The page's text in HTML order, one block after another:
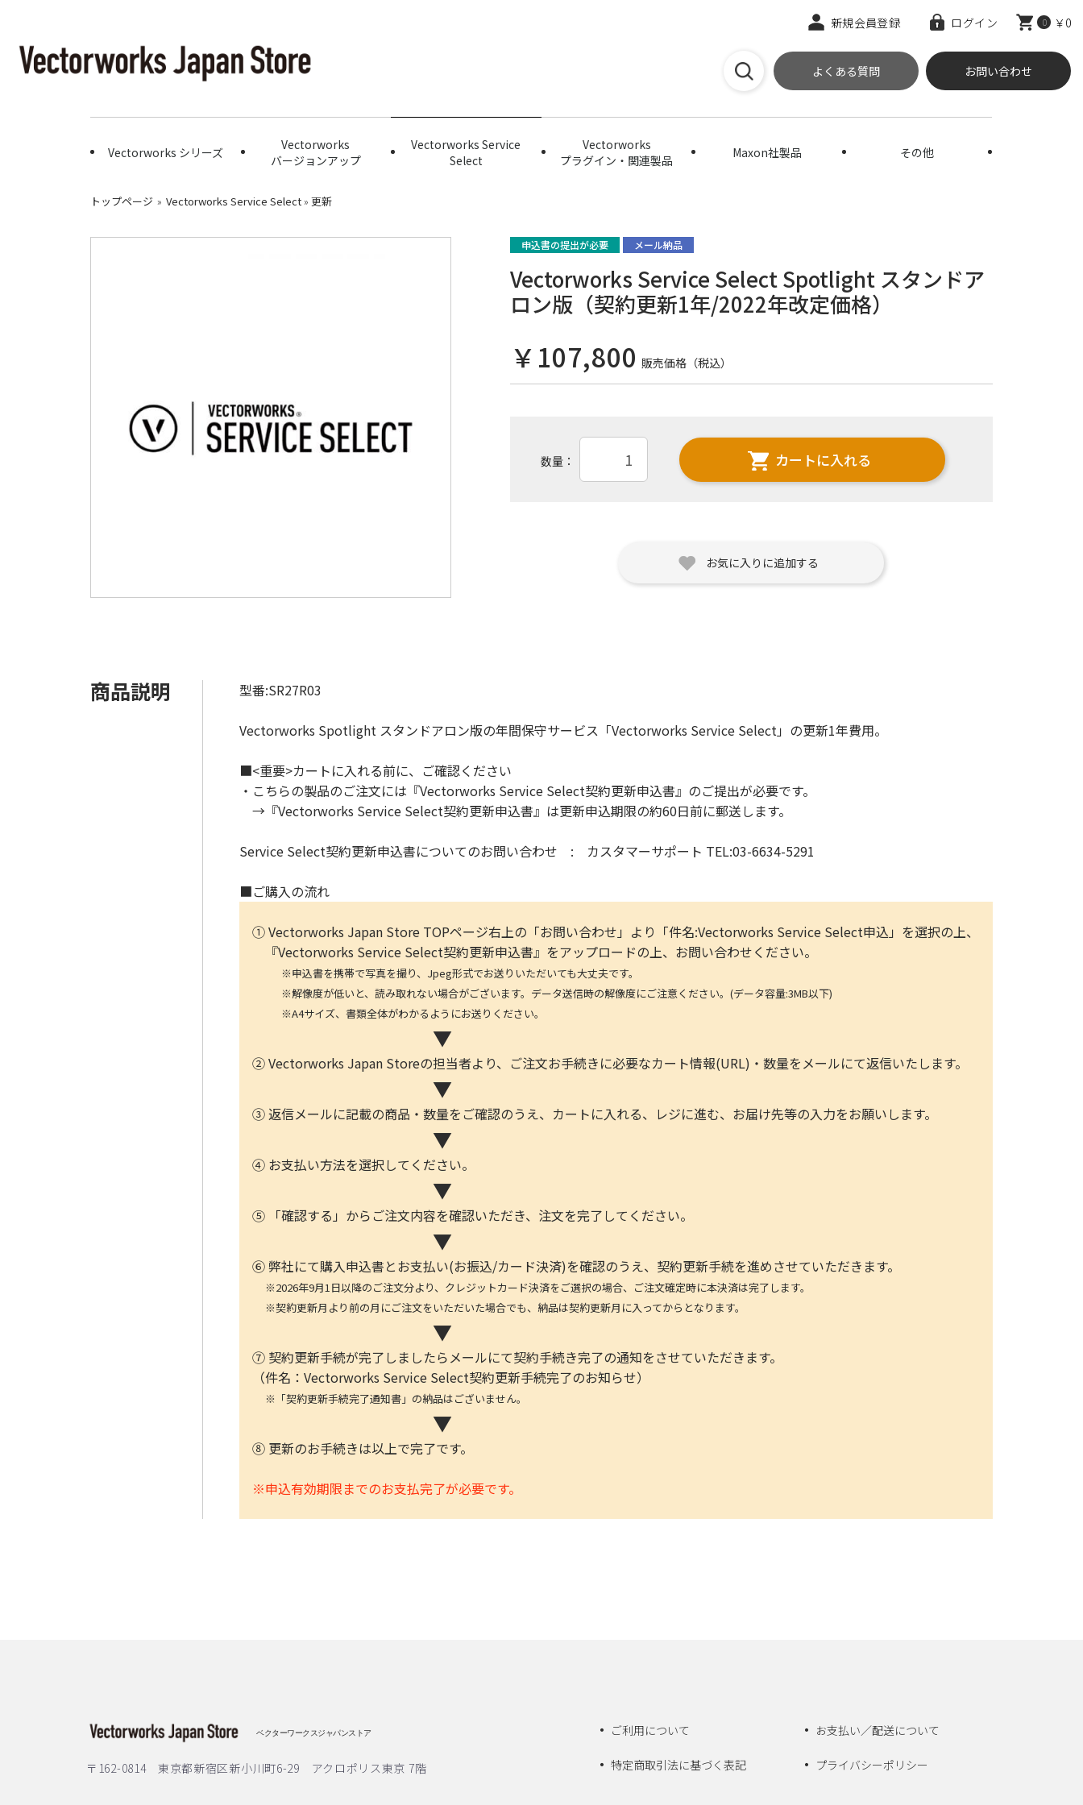
新規会員登録 ログイン 0 ￥0
よくある質問 お問い合わせ
Vectorworks シリーズ
Vectorworks
バージョンアップ
Vectorworks Service
Select
Vectorworks
プラグイン・関連製品
Maxon社製品 その他
トップページ » Vectorworks Service Select» 更新
申込書の提出が必要 メール納品
Vectorworks Service Select Spotlight スタンドア
ロン版（契約更新1年/2022年改定価格）
￥107,800 販売価格（税込）
数量： カートに入れる
お気に入りに追加する
商品説明 型番:SR27R03
Vectorworks Spotlight スタンドアロン版の年間保守サービス「Vectorworks Service Select」の更新1年費用。
■<重要>カートに入れる前に、ご確認ください
・こちらの製品のご注文には『Vectorworks Service Select契約更新申込書』のご提出が必要です。
→『Vectorworks Service Select契約更新申込書』は更新申込期限の約60日前に郵送します。
Service Select契約更新申込書についてのお問い合わせ : カスタマーサポート TEL:03-6634-5291
■ご購入の流れ
① Vectorworks Japan Store TOPページ右上の「お問い合わせ」より「件名:Vectorworks Service Select申込」を選択の上、
『Vectorworks Service Select契約更新申込書』をアップロードの上、お問い合わせください。
※申込書を携帯で写真を撮り、Jpeg形式でお送りいただいても大丈夫です。
※解像度が低いと、読み取れない場合がございます。データ送信時の解像度にご注意ください。(データ容量:3MB以下)
※A4サイズ、書類全体がわかるようにお送りください。
▼
② Vectorworks Japan Storeの担当者より、ご注文お手続きに必要なカート情報(URL)・数量をメールにて返信いたします。
▼
③ 返信メールに記載の商品・数量をご確認のうえ、カートに入れる、レジに進む、お届け先等の入力をお願いします。
▼
④ お支払い方法を選択してください。
▼
⑤ 「確認する」からご注文内容を確認いただき、注文を完了してください。
▼
⑥ 弊社にて購入申込書とお支払い(お振込/カード決済)を確認のうえ、契約更新手続を進めさせていただきます。
※2026年9月1日以降のご注文分より、クレジットカード決済をご選択の場合、ご注文確定時に本決済は完了します。
※契約更新月より前の月にご注文をいただいた場合でも、納品は契約更新月に入ってからとなります。
▼
⑦ 契約更新手続が完了しましたらメールにて契約手続き完了の通知をさせていただきます。
（件名：Vectorworks Service Select契約更新手続完了のお知らせ）
※「契約更新手続完了通知書」の納品はございません。
▼
⑧ 更新のお手続きは以上で完了です。
※申込有効期限までのお支払完了が必要です。
ベクターワークスジャパンストア
〒162-0814 東京都新宿区新小川町6-29 アクロポリス東京 7階
ご利用について お支払い／配送について
特定商取引法に基づく表記 プライバシーポリシー